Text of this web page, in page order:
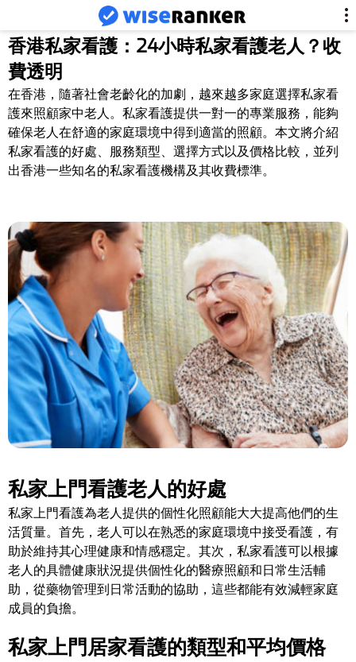
香港私家看護：24小時私家看護老人？收
費透明
在香港，隨著社會老齡化的加劇，越來越多家庭選擇私家看
護來照顧家中老人。私家看護提供一對一的專業服務，能夠
確保老人在舒適的家庭環境中得到適當的照顧。本文將介紹
私家看護的好處、服務類型、選擇方式以及價格比較，並列
出香港一些知名的私家看護機構及其收費標準。
私家上門看護老人的好處
私家上門看護為老人提供的個性化照顧能大大提高他們的生
活質量。首先，老人可以在熟悉的家庭環境中接受看護，有
助於維持其心理健康和情感穩定。其次，私家看護可以根據
老人的具體健康狀況提供個性化的醫療照顧和日常生活輔
助，從藥物管理到日常活動的協助，這些都能有效減輕家庭
成員的負擔。
私家上門居家看護的類型和平均價格